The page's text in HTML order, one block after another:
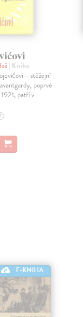
| Kniha
– stěžejní
poprvé
patří v
E-KNIHA